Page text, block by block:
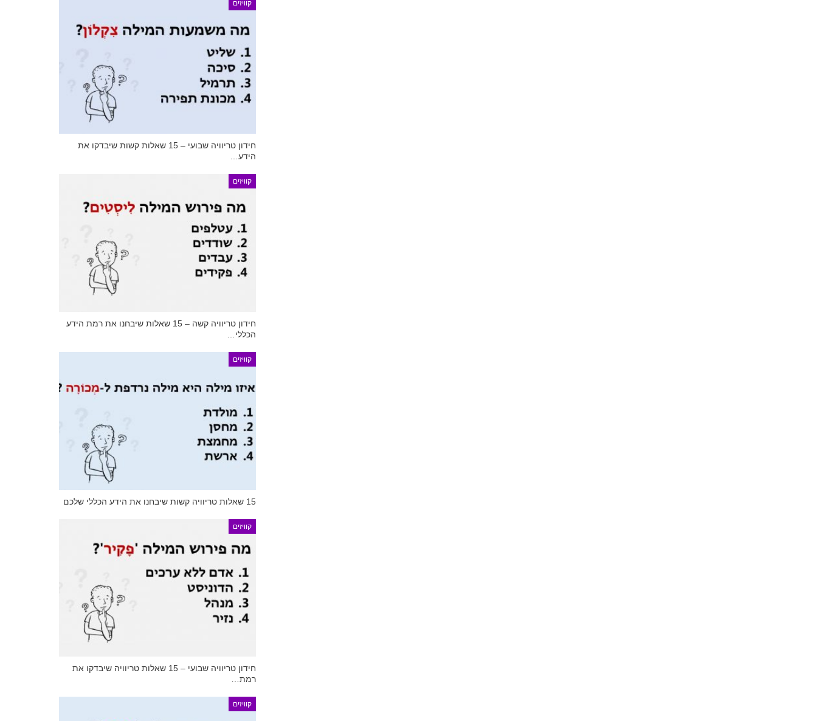
קוויזים
חידון טריוויה שבועי – 15 שאלות קשות שיבדקו את
הידע…
קוויזים
חידון טריוויה קשה – 15 שאלות שיבחנו את רמת הידע
הכללי…
קוויזים
15 שאלות טריוויה קשות שיבחנו את הידע הכללי שלכם
קוויזים
חידון טריוויה שבועי – 15 שאלות טריוויה שיבדקו את
רמת…
קוויזים